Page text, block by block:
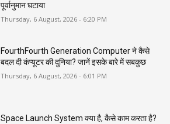
पूर्वानुमान घटाया
Thursday, 6 August, 2026 - 6:20 PM
FourthFourth Generation Computer ने कैसे
बदल दी कंप्यूटर की दुनिया? जानें इसके बारे में सबकुछ
Thursday, 6 August, 2026 - 6:01 PM
Space Launch System क्या है, कैसे काम करता है?